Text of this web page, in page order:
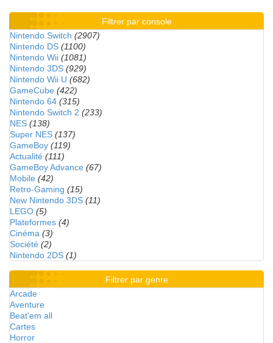
Filtrer par console
Nintendo Switch (2907)
Nintendo DS (1100)
Nintendo Wii (1081)
Nintendo 3DS (929)
Nintendo Wii U (682)
GameCube (422)
Nintendo 64 (315)
Nintendo Switch 2 (233)
NES (138)
Super NES (137)
GameBoy (119)
Actualité (111)
GameBoy Advance (67)
Mobile (42)
Retro-Gaming (15)
New Nintendo 3DS (11)
LEGO (5)
Plateformes (4)
Cinéma (3)
Société (2)
Nintendo 2DS (1)
Filtrer par genre
Arcade
Aventure
Beat'em all
Cartes
Horror